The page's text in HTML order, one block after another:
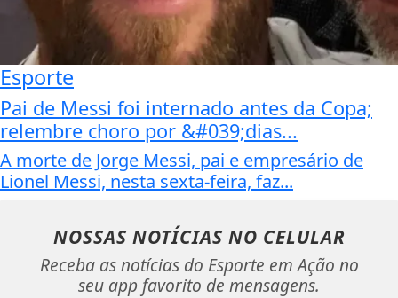
Esporte
Pai de Messi foi internado antes da Copa;
relembre choro por &#039;dias...
A morte de Jorge Messi, pai e empresário de
Lionel Messi, nesta sexta-feira, faz...
NOSSAS NOTÍCIAS NO CELULAR
Receba as notícias do Esporte em Ação no
seu app favorito de mensagens.